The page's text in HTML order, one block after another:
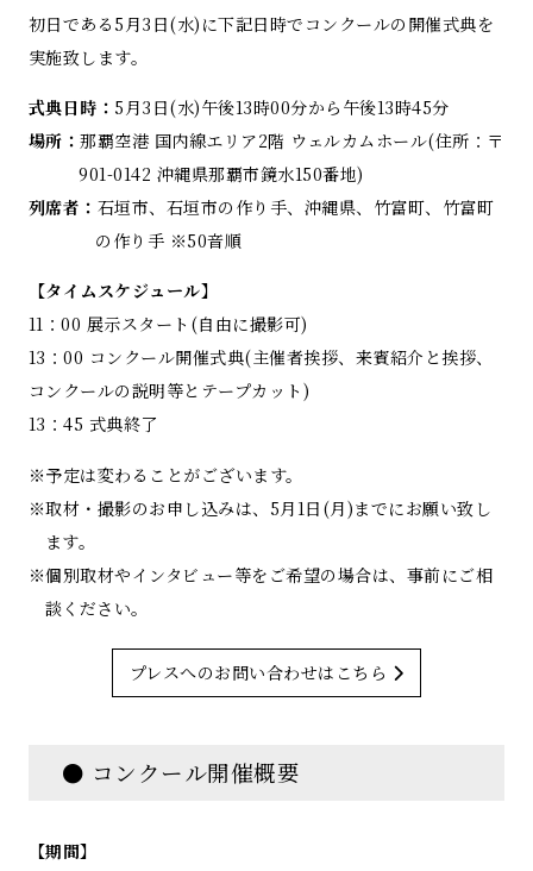
初⽇である5月3日(水)に下記日時でコンクールの開催式典を
実施致します。
式典日時： 5月3日(水)午後13時00分から午後13時45分
場所：那覇空港 国内線エリア2階 ウェルカムホール(住所：〒
901-0142 沖縄県那覇市鏡水150番地)
列席者： 石垣市、石垣市の作り手、沖縄県、竹富町、竹富町
の作り手 ※50音順
【タイムスケジュール】
11：00 展示スタート(自由に撮影可)
13：00 コンクール開催式典(主催者挨拶、来賓紹介と挨拶、
コンクールの説明等とテープカット)
13：45 式典終了
※予定は変わることがございます。
※取材・撮影のお申し込みは、5月1日(月)までにお願い致し
ます。
※個別取材やインタビュー等をご希望の場合は、事前にご相
談ください。
プレスへのお問い合わせはこちら
● コンクール開催概要
【期間】